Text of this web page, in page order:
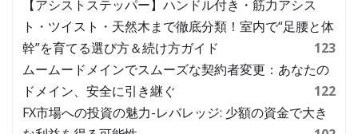
【アシストステッパー】ハンドル付き・筋力アシス
ト・ツイスト・天然木まで徹底分類！室内で“足腰と体
幹”を育てる選び方＆続け方ガイド
123
ムームードメインでスムーズな契約者変更：あなたの
ドメイン、安全に引き継ぐ
122
FX市場への投資の魅力-レバレッジ: 少額の資金で大き